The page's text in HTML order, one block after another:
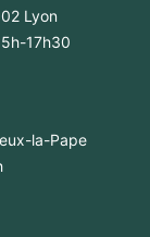
Lyon
17h30
la-Pape